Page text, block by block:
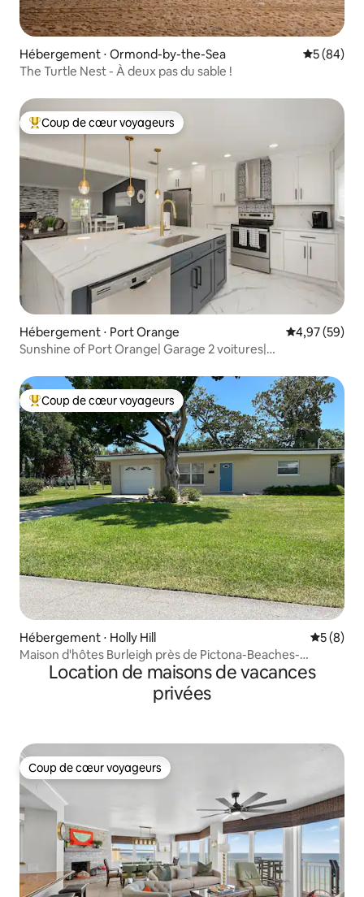
Hébergement ⋅ Ormond-by-the-Sea
5 (84)
The Turtle Nest - À deux pas du sable !
Coups de cœur voyageurs les plus appréciés
Coup de cœur voyageurs
Hébergement ⋅ Port Orange Évaluation
4,97 (59)
Sunshine of Port Orange| Garage 2 voitures|
Coups de cœur voyageurs les plus appréciés
Coup de cœur voyageurs
Hébergement ⋅ Holly Hill
5 (8)
Maison d'hôtes Burleigh près de Pictona-Beaches-
Speedway
Location de maisons de vacances
privées
Coup de cœur voyageurs
Coup de cœur voyageurs